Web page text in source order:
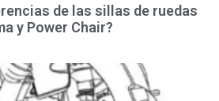
de las sillas de ruedas
y Power Chair?